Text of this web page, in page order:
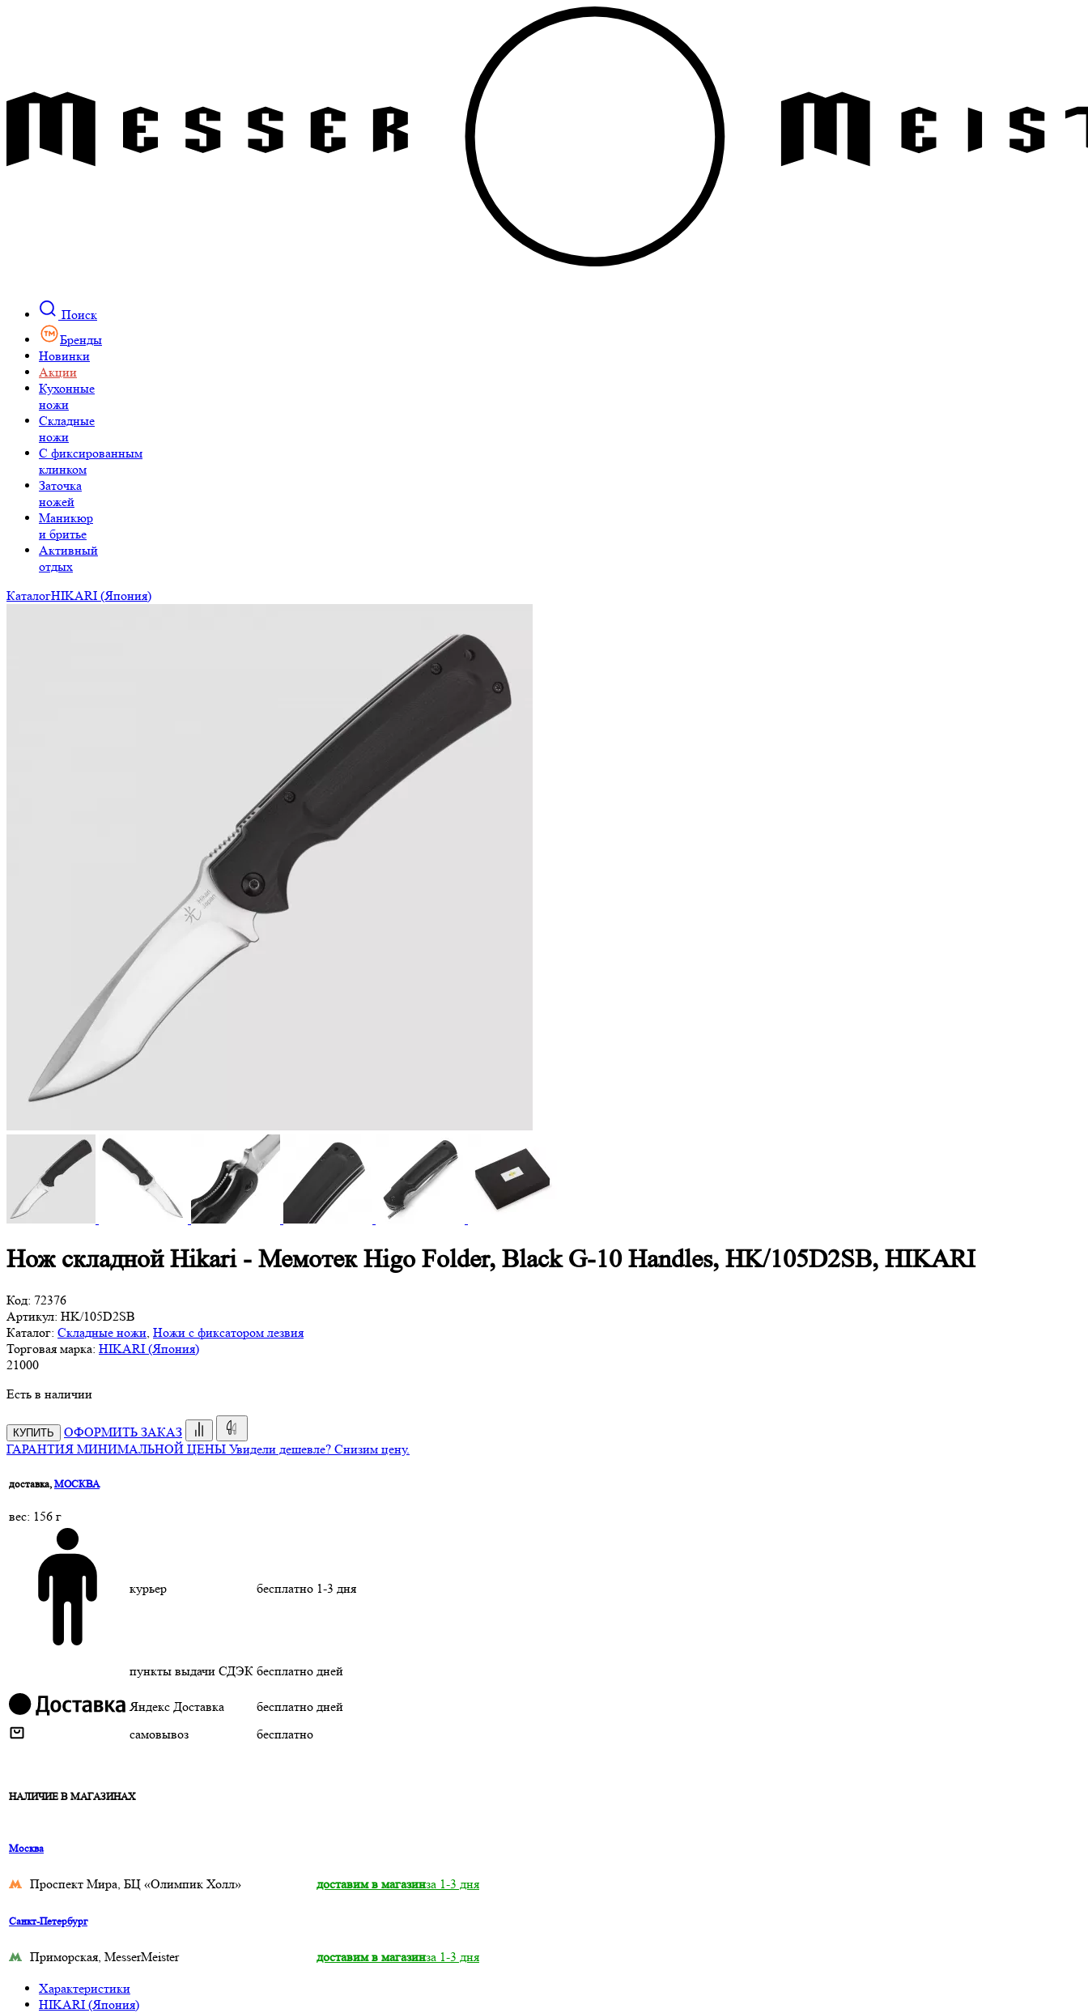
Поиск
Бренды
Новинки
Акции
Кухонные
ножи
Складные
ножи
C фиксированным
клинком
Заточка
ножей
Маникюр
и бритье
Активный
отдых
КаталогHIKARI (Япония)
Нож складной Hikari - Мемотек Higo Folder, Black G-10 Handles, HK/105D2SB, HIKARI
Код: 72376
Артикул: HK/105D2SB
Каталог: Складные ножи Ножи с фиксатором лезвия
Торговая марка: HIKARI (Япония)
21000
Есть в наличии
КУПИТЬ
ОФОРМИТЬ ЗАКАЗ
ГАРАНТИЯ МИНИМАЛЬНОЙ ЦЕНЫ Увидели дешевле? Снизим цену.
доставка, МОСКВА
веc: 156 г
курьер бесплатно 1-3 дня
пункты выдачи СДЭК бесплатно дней
Яндекс Доставка бесплатно дней
самовывоз
бесплатно
НАЛИЧИЕ В МАГАЗИНАХ
Москва
Проспект Мира, БЦ «Олимпик Холл» доставим в магазинза 1-3 дня
Санкт-Петербург
Приморская, MesserMeister доставим в магазинза 1-3 дня
Характеристики
HIKARI (Япония)